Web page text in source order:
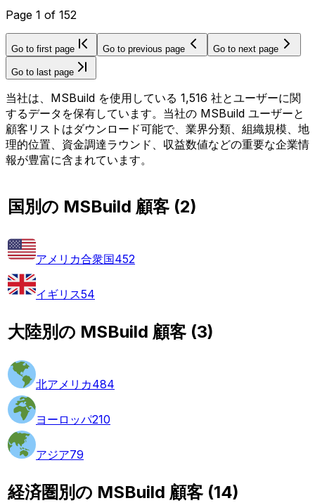
Page 1 of 152
Go to first page Go to previous page Go to next page
Go to last page
当社は、MSBuild を使用している 1,516 社とユーザーに関
するデータを保有しています。当社の MSBuild ユーザーと
顧客リストはダウンロード可能で、業界分類、組織規模、地
理的位置、資金調達ラウンド、収益数値などの重要な企業情
報が豊富に含まれています。
国別の MSBuild 顧客 (2)
アメリカ合衆国452
イギリス54
大陸別の MSBuild 顧客 (3)
北アメリカ484
ヨーロッパ210
アジア79
経済圏別の MSBuild 顧客 (14)